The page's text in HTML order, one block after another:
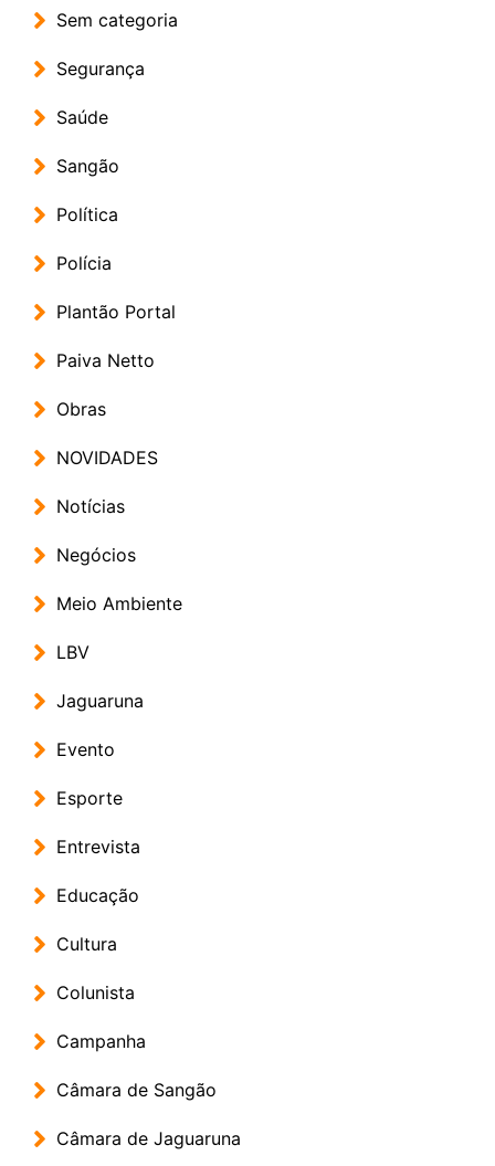
Sem categoria
Segurança
Saúde
Sangão
Política
Polícia
Plantão Portal
Paiva Netto
Obras
NOVIDADES
Notícias
Negócios
Meio Ambiente
LBV
Jaguaruna
Evento
Esporte
Entrevista
Educação
Cultura
Colunista
Campanha
Câmara de Sangão
Câmara de Jaguaruna